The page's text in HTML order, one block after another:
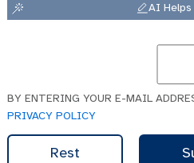
AI
BY ENTERING YOUR E-MAIL
PRIVACY POLICY
Rest